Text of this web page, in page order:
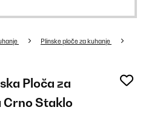
Plinske ploče za kuhanje
Ploča za
Crno Staklo